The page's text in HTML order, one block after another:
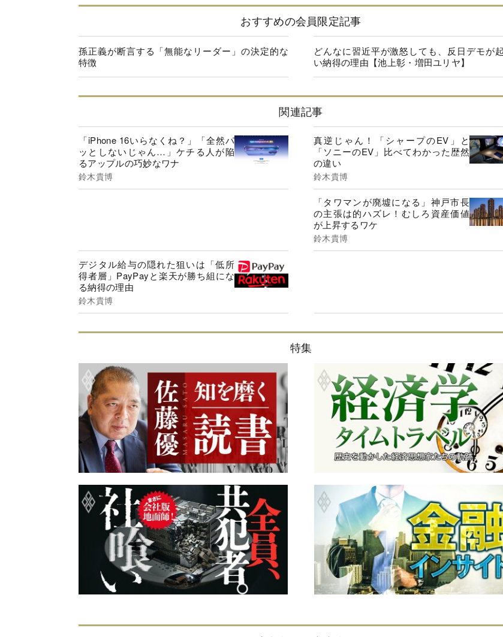
おすすめの会員限定記事
孫正義が断言する「無能なリーダー」の決定的な
特徴
どんなに習近平が激怒しても、反日デモが
い納得の理由【池上彰・増田ユリヤ】
関連記事
「iPhone 16いらなくね？」「全然パ
ッとしないじゃん…」ケチる人が陥
るアップルの巧妙なワナ
鈴木貴博
真逆じゃん！「シャープのEV」と
「ソニーのEV」比べてわかった歴然
の違い
鈴木貴博
「タワマンが廃墟になる」神戸市長
の主張は的ハズレ！むしろ資産価値
が上昇するワケ
鈴木貴博
デジタル給与の隠れた狙いは「低所
得者層」PayPayと楽天が勝ち組にな
る納得の理由
鈴木貴博
特集